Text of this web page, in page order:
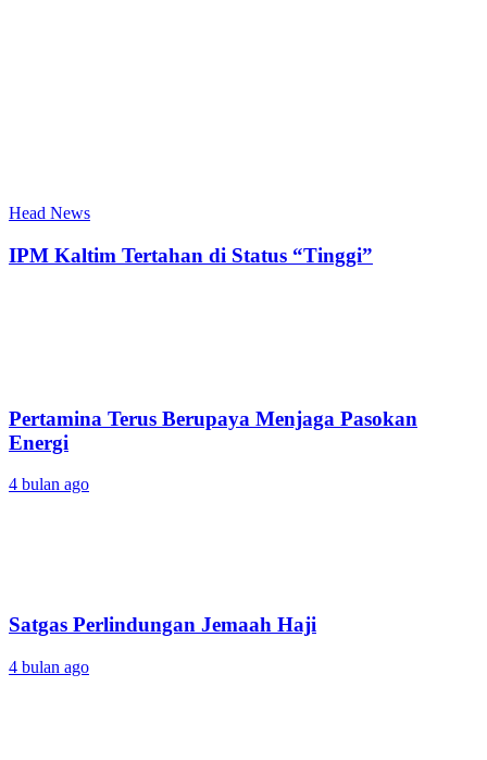
Head News
IPM Kaltim Tertahan di Status “Tinggi”
Pertamina Terus Berupaya Menjaga Pasokan
Energi
4 bulan ago
Satgas Perlindungan Jemaah Haji
4 bulan ago